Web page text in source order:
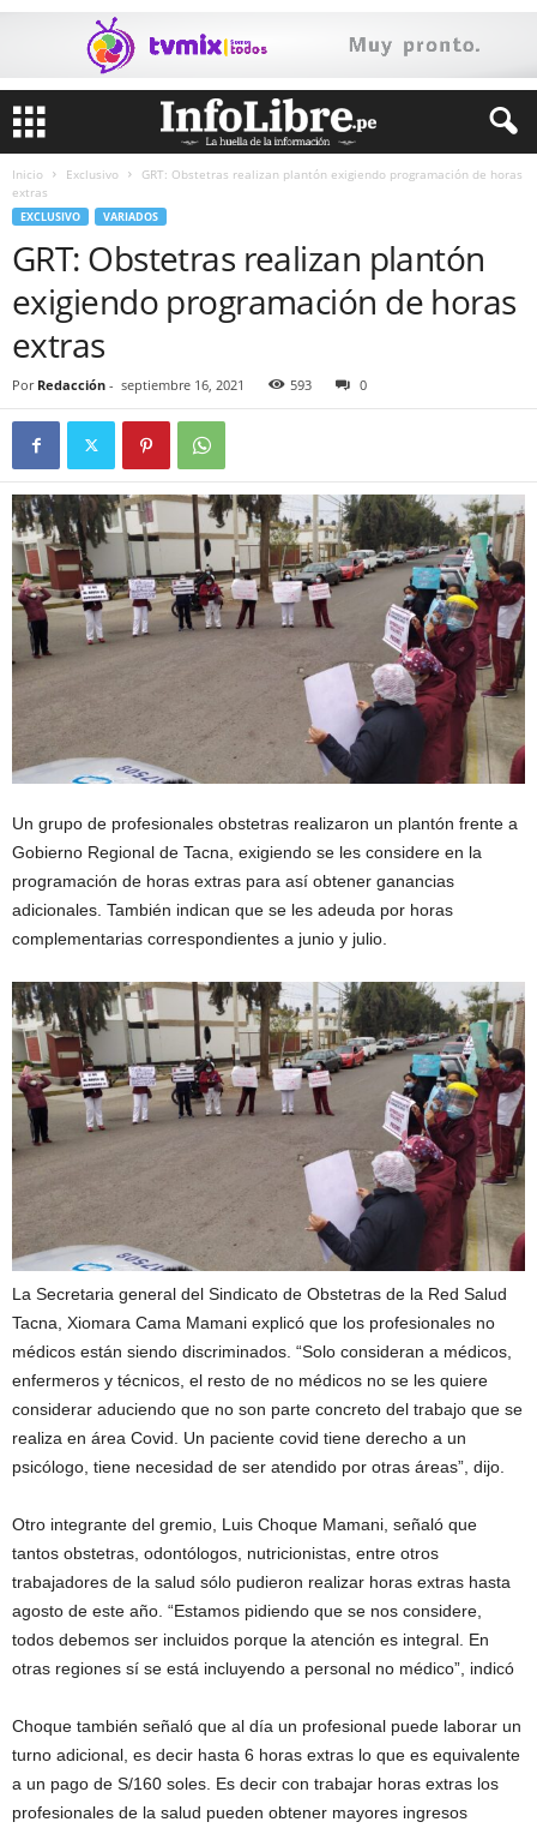
Inicio Exclusivo
GRT: Obstetras realizan plantón exigiendo programación de horas
extras
EXCLUSIVO VARIADOS
GRT: Obstetras realizan plantón
exigiendo programación de horas
extras
Por Redacción - septiembre 16, 2021 593 0
Un grupo de profesionales obstetras realizaron un plantón frente a
Gobierno Regional de Tacna, exigiendo se les considere en la
programación de horas extras para así obtener ganancias
adicionales. También indican que se les adeuda por horas
complementarias correspondientes a junio y julio.
La Secretaria general del Sindicato de Obstetras de la Red Salud
Tacna, Xiomara Cama Mamani explicó que los profesionales no
médicos están siendo discriminados. “Solo consideran a médicos,
enfermeros y técnicos, el resto de no médicos no se les quiere
considerar aduciendo que no son parte concreto del trabajo que se
realiza en área Covid. Un paciente covid tiene derecho a un
psicólogo, tiene necesidad de ser atendido por otras áreas”, dijo.
Otro integrante del gremio, Luis Choque Mamani, señaló que
tantos obstetras, odontólogos, nutricionistas, entre otros
trabajadores de la salud sólo pudieron realizar horas extras hasta
agosto de este año. “Estamos pidiendo que se nos considere,
todos debemos ser incluidos porque la atención es integral. En
otras regiones sí se está incluyendo a personal no médico”, indicó
Choque también señaló que al día un profesional puede laborar un
turno adicional, es decir hasta 6 horas extras lo que es equivalente
a un pago de S/160 soles. Es decir con trabajar horas extras los
profesionales de la salud pueden obtener mayores ingresos